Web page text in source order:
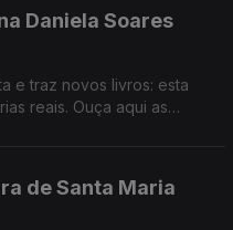
Daniela Soares
e traz novos livros: esta
reais. Ouça aqui as
de Santa Maria